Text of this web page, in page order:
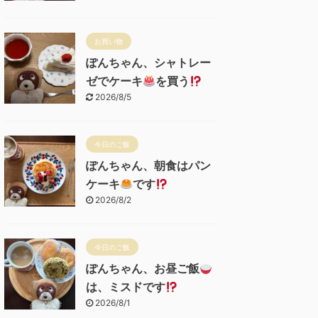
お買い物
ぽんちゃん、シャトレー
ゼでケーキ
を買う
2026/8/5
今日のご飯
ぽんちゃん、朝食はパン
ケーキ
です
2026/8/2
今日のご飯
ぽんちゃん、お昼ご飯
は、ミスドです
2026/8/1